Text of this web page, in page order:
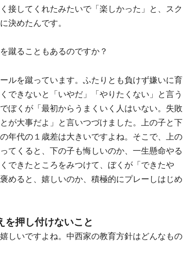
接してくれたみたいで「楽しかった」と、スク
決めたんです。
ることもあるのですか？
ルを蹴っています。ふたりとも負けず嫌いに育
できないと「いやだ」「やりたくない」と言う
ぼくが「最初からうまくいく人はいない。失敗
が大事だよ」と言いつづけました。上の子と下
年代の１歳差は大きいですよね。そこで、上の
てくると、下の子も悔しいのか、一生懸命やる
できたところをみつけて、ぼくが「できたや
めると、嬉しいのか、積極的にプレーしはじめ
を押し付けないこと
いですよね。中西家の教育方針はどんなもの